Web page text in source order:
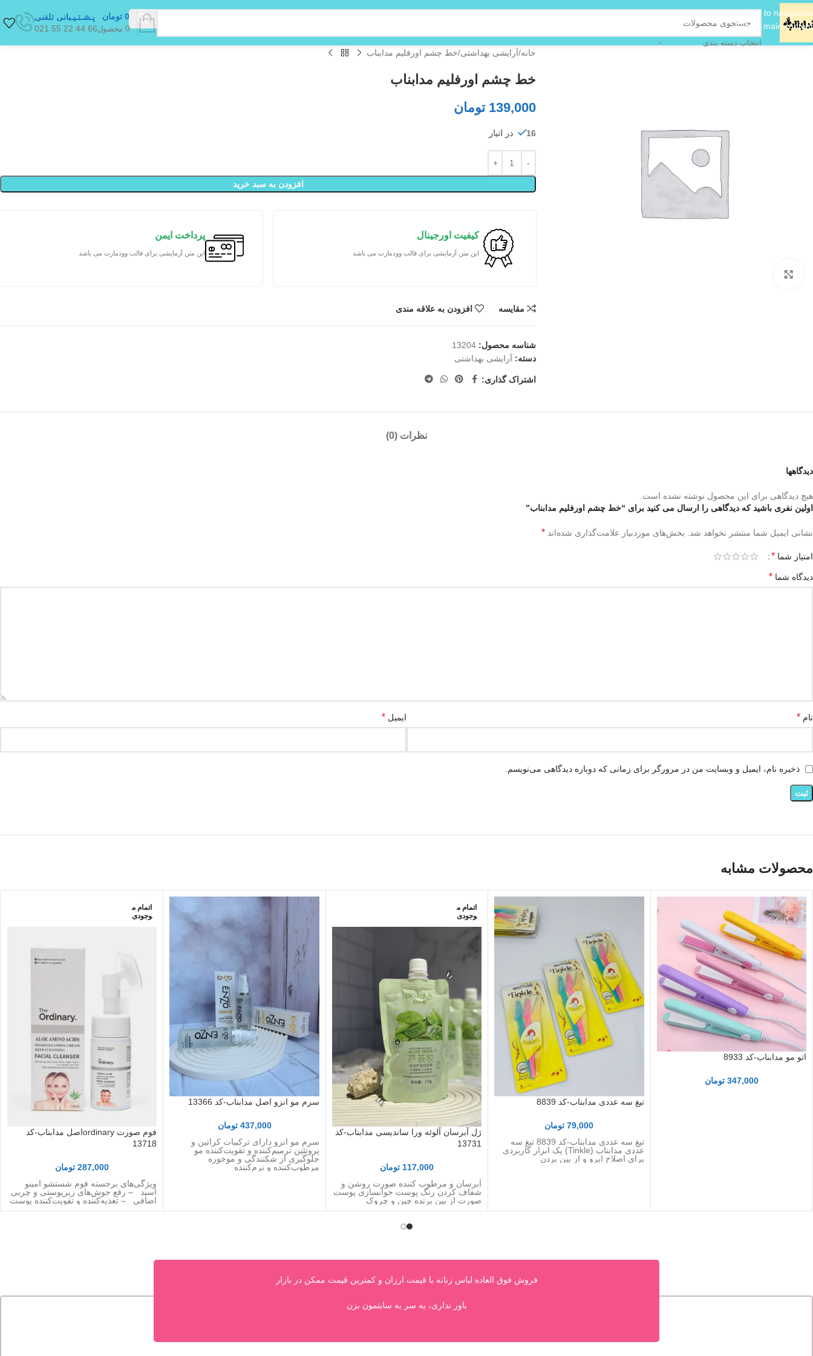
Skip to navigation
Skip to main content
انتخاب دسته بندی
0 محصول
0 تومان
پـشـتـیـبانی تلفنی
66 44 22 55 021
خانه آرایشی بهداشتی خط چشم اورفلیم مدابناب
خط چشم اورفلیم مدابناب
139,000 تومان
16 در انبار
افزودن به سبد خرید
کیفیت اورجینال
این متن آزمایشی برای قالب وودمارت می باشد
پرداخت ایمن
این متن آزمایشی برای قالب وودمارت می باشد
مقایسه افزودن به علاقه مندی
شناسه محصول: 13204
دسته: آرایشی بهداشتی
اشتراک گذاری:
نظرات (0)
دیدگاهها
هیچ دیدگاهی برای این محصول نوشته نشده است.
اولین نفری باشید که دیدگاهی را ارسال می کنید برای “خط چشم اورفلیم مدابناب”
نشانی ایمیل شما منتشر نخواهد شد. بخش‌های موردنیاز علامت‌گذاری شده‌اند *
امتیاز شما *
دیدگاه شما *
نام * ایمیل *
ذخیره نام، ایمیل و وبسایت من در مرورگر برای زمانی که دوباره دیدگاهی می‌نویسم.
محصولات مشابه
اتو مو مدابناب-کد 8933
347,000 تومان
تیغ سه عددی مدابناب-کد 8839
79,000 تومان
تیغ سه عددی مدابناب-کد 8839 تیغ سه
عددی مدابناب (Tinkle) یک ابزار کاربردی
برای اصلاح ابرو و از بین بردن
اتمام م
وجودی
ژل آبرسان آلوئه ورا ساندیسی مدابناب-کد
13731
117,000 تومان
آبرسان و مرطوب کننده صورت روشن و
شفاف کردن رنگ پوست جوانسازی پوست
صورت از بین برنده چین و چروک
سرم مو انزو اصل مدابناب-کد 13366
437,000 تومان
سرم مو انزو دارای ترکیبات کراتین و
پروتئین ترمیم‌کننده و تقویت‌کننده مو
جلوگیری از شکنندگی و موخوره
مرطوب‌کننده و نرم‌کننده
اتمام م
وجودی
فوم صورت ordinaryاصل مدابناب-کد
13718
287,000 تومان
ویژگی‌های برجسته فوم شستشو امینو
اسید – رفع جوش‌های زیرپوستی و چربی
اضافی – تغذیه‌کننده و تقویت‌کننده پوست
فروش فوق العاده لباس زنانه با قیمت ارزان و کمترین قیمت ممکن در بازار
باور نداری، یه سر به سایتمون بزن